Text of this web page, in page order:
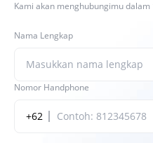
Kami akan menghubungimu dalam
Nama Lengkap
Nomor Handphone
+62